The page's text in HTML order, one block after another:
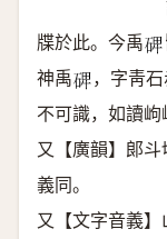
牒於此。今禹𥓓
神禹𥓓 ，字靑
不可識，如讀岣
又【廣韻】郞斗
義同。
又【文字音義】